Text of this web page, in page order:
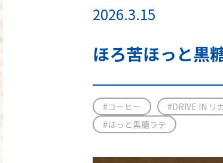
2026.3.15
ほろ苦ほっと黒
#コーヒー #DRIVE IN リ
#ほっと黒糖ラテ